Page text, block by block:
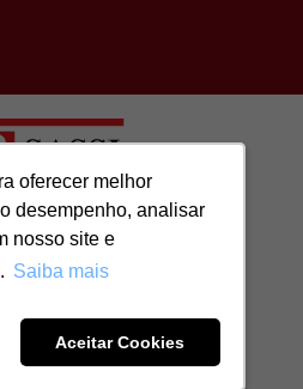
oferecer melhor
desempenho, analisar
nosso site e
Saiba mais
Aceitar Cookies
oferecer melhor
desempenho, analisar
nosso site e
Saiba mais
Aceitar Cookies
para: SASSI IMÓVEIS LTDA | CNPJ:
48 | CRECI: J-04970/1